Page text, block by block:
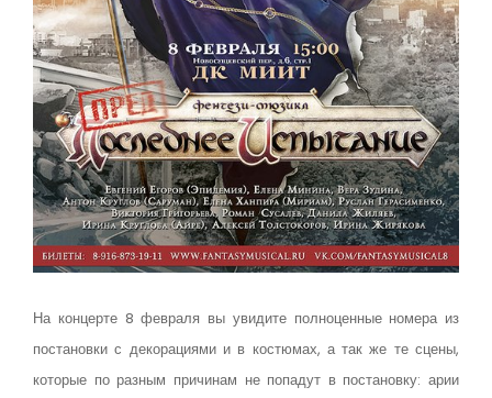
На концерте 8 февраля вы увидите полноценные номера из
постановки с декорациями и в костюмах, а так же те сцены,
которые по разным причинам не попадут в постановку: арии